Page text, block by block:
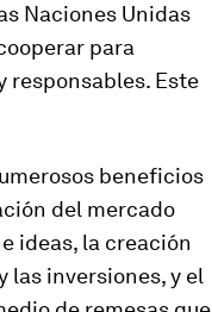
Naciones Unidas
para
responsables. Este
beneficios
del mercado
ideas, la creación
las inversiones, y el